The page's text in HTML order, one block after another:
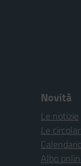
Novità
Le notizie
Le circolari
Albo